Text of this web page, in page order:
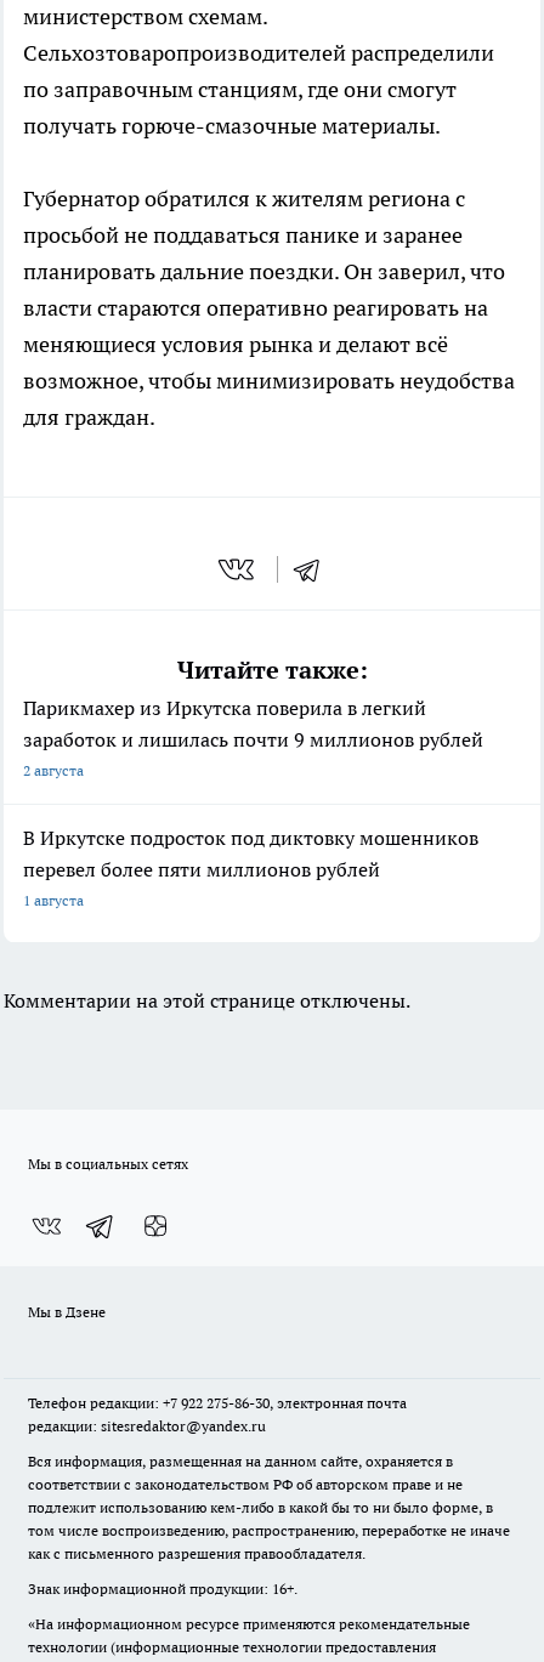
министерством схемам.
Сельхозтоваропроизводителей распределили
по заправочным станциям, где они смогут
получать горюче-смазочные материалы.
Губернатор обратился к жителям региона с
просьбой не поддаваться панике и заранее
планировать дальние поездки. Он заверил, что
власти стараются оперативно реагировать на
меняющиеся условия рынка и делают всё
возможное, чтобы минимизировать неудобства
для граждан.
Читайте также:
Парикмахер из Иркутска поверила в легкий
заработок и лишилась почти 9 миллионов рублей
2 августа
В Иркутске подросток под диктовку мошенников
перевел более пяти миллионов рублей
1 августа
Комментарии на этой странице отключены.
Мы в социальных сетях
Мы в Дзене
Телефон редакции: +7 922 275-86-30, электронная почта
редакции: sitesredaktor@yandex.ru
Вся информация, размещенная на данном сайте, охраняется в
соответствии с законодательством РФ об авторском праве и не
подлежит использованию кем-либо в какой бы то ни было форме, в
том числе воспроизведению, распространению, переработке не иначе
как с письменного разрешения правообладателя.
Знак информационной продукции: 16+.
«На информационном ресурсе применяются рекомендательные
технологии (информационные технологии предоставления